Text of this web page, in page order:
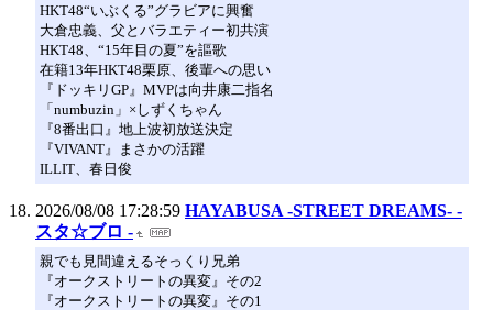
HKT48“いぶくる”グラビアに興奮
大倉忠義、父とバラエティー初共演
HKT48、“15年目の夏”を謳歌
在籍13年HKT48栗原、後輩への思い
『ドッキリGP』MVPは向井康二指名
「numbuzin」×しずくちゃん
『8番出口』地上波初放送決定
『VIVANT』まさかの活躍
ILLIT、春日俊
2026/08/08 17:28:59 HAYABUSA -STREET DREAMS- -
スタ☆ブロ -
親でも見間違えるそっくり兄弟
『オークストリートの異変』その2
『オークストリートの異変』その1